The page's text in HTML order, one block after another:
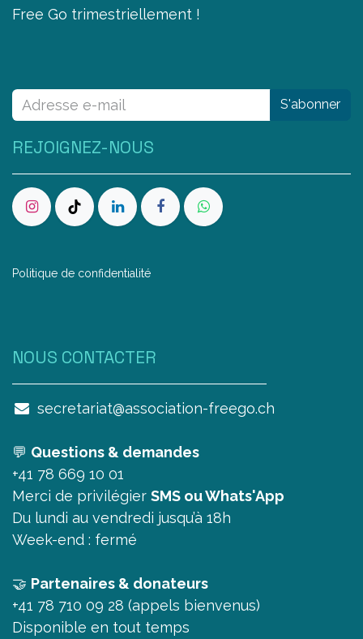
Free Go trimestriellement !
REJOIGNEZ-NOUS
Politique de confidentialité
NOUS CONTAC​TER
secretariat@association-freego.ch
💬 Questions & demandes
+41 78 669 10 01
Merci de privilégier SMS ou Whats'App
Du lundi au vendredi jusqu’à 18h
Week-end : fermé
🤝 Partenaires & donateurs
+41 78 710 09 28 (appels bienvenus)
Disponible en tout temps
S'abonner